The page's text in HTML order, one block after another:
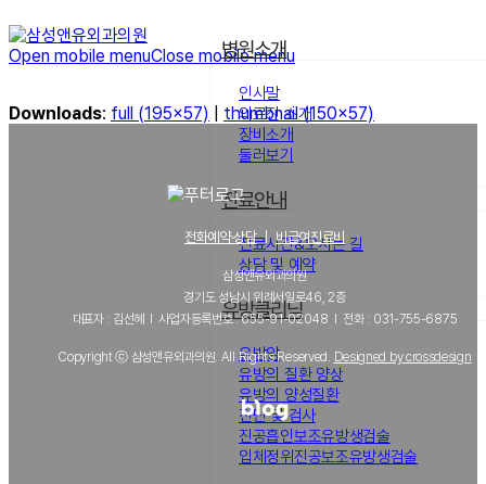
병원소개
인사말
의료진 소개
장비소개
둘러보기
진료안내
진료시간&오시는 길
상담 및 예약
유방클리닉
유방암
유방의 질환 양상
유방의 양성질환
진단 및 검사
진공흡인보조유방생검술
입체정위진공보조유방생검술
Open mobile menuClose mobile menu
Downloads: full (195x57) thumbnail (150x57)
전화예약·상담｜ 비급여진료비
삼성앤유외과의원
경기도 성남시 위례서일로46, 2층
대표자 : 김선혜 l 사업자등록번호 : 655-91-02048 l 전화 : 031-755-6875
Copyright ⓒ 삼성앤유외과의원. All Rights Reserved. Designed by crossdesign